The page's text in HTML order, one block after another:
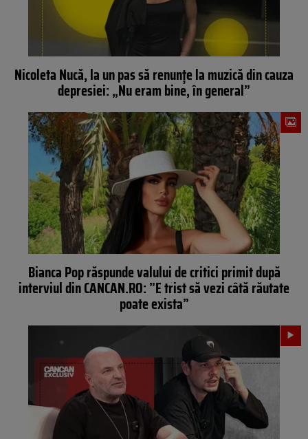
Nicoleta Nucă, la un pas să renunțe la muzică din cauza
depresiei: „Nu eram bine, în general”
Bianca Pop răspunde valului de critici primit după
interviul din CANCAN.RO: ”E trist să vezi câtă răutate
poate exista”